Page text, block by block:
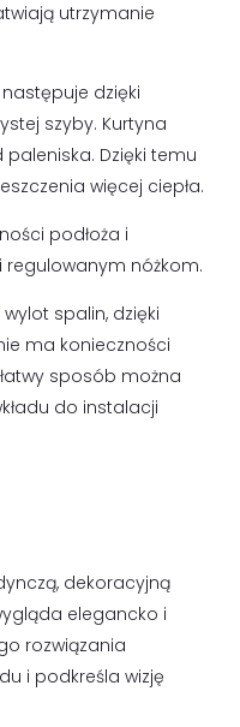
utrzymanie
dzięki
szyby. Kurtyna
Dzięki temu
więcej ciepła.
podłoża i
regulowanym nóżkom.
spalin, dzięki
ma konieczności
sposób można
do instalacji
dekoracyjną
elegancko i
rozwiązania
i podkreśla wizję